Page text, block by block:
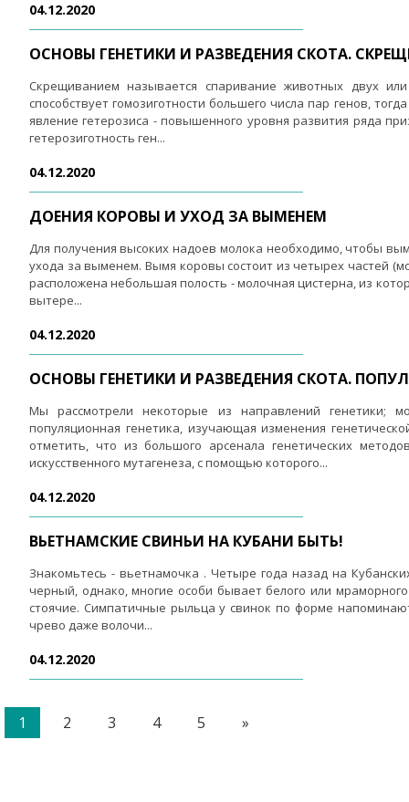
04.12.2020
ОСНОВЫ ГЕНЕТИКИ И РАЗВЕДЕНИЯ СКОТА.
Скрещиванием называется спаривание животных двух
способствует гомозиготности большего числа пар генов,
явление гетерозиса - повышенного уровня развития ряда
гетерозиготность ген...
04.12.2020
ДОЕНИЯ КОРОВЫ И УХОД ЗА ВЫМЕНЕМ
Для получения высоких надоев молока необходимо, чтобы
ухода за выменем. Вымя коровы состоит из четырех частей
расположена небольшая полость - молочная цистерна, из
вытере...
04.12.2020
ОСНОВЫ ГЕНЕТИКИ И РАЗВЕДЕНИЯ СКОТА.
Мы рассмотрели некоторые из направлений генетики;
популяционная генетика, изучающая изменения
отметить, что из большого арсенала генетических
искусственного мутагенеза, с помощью которого...
04.12.2020
ВЬЕТНАМСКИЕ СВИНЬИ НА КУБАНИ БЫТЬ!
Знакомьтесь - вьетнамочка . Четыре года назад на
черный, однако, многие особи бывает белого или
стоячие. Симпатичные рыльца у свинок по форме
чрево даже волочи...
04.12.2020
1 2 3 4 5 »